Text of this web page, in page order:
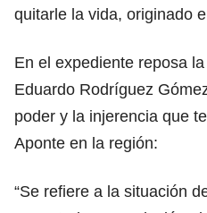
quitarle la vida, originado
En el expediente reposa
Eduardo Rodríguez
poder y la injerencia que
Aponte en la región:
“Se refiere a la situación